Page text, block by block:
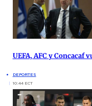
UEFA, AFC y Concacaf
DEPORTES
10:44 ECT